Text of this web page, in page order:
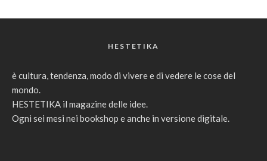
HESTETIKA
è cultura, tendenza, modo di vivere e di vedere le cose del
mondo.
HESTETIKA il magazine delle idee.
Ogni sei mesi nei bookshop e anche in versione digitale.